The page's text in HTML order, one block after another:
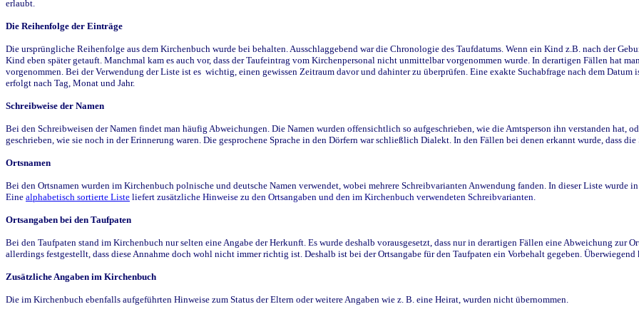
erlaubt.
Die Reihenfolge der Einträge
Die ursprüngliche Reihenfolge aus dem Kirchenbuch wurde bei behalten. Ausschlaggebend war die Chronologie des Taufdatums. Wenn ein Kind z.B. nach der
Kind eben später getauft. Manchmal kam es auch vor, dass der Taufeintrag vom Kirchenpersonal nicht unmittelbar vorgenommen wurde. In derartigen Fällen hat
vorgenommen. Bei der Verwendung der Liste ist es wichtig, einen gewissen Zeitraum davor und dahinter zu überprüfen. Eine exakte Suchabfrage nach dem
erfolgt nach Tag, Monat und Jahr.
Schreibweise der Namen
Bei den Schreibweisen der Namen findet man häufig Abweichungen. Die Namen wurden offensichtlich so aufgeschrieben, wie die Amtsperson ihn verstanden hat,
geschrieben, wie sie noch in der Erinnerung waren. Die gesprochene Sprache in den Dörfern war schließlich Dialekt. In den Fällen bei denen erkannt wurde, dass
Ortsnamen
Bei den Ortsnamen wurden im Kirchenbuch polnische und deutsche Namen verwendet, wobei mehrere Schreibvarianten Anwendung fanden. In dieser Liste wurde
Eine alphabetisch sortierte Liste liefert zusätzliche Hinweise zu den Ortsangaben und den im Kirchenbuch verwendeten Schreibvarianten.
Ortsangaben bei den Taufpaten
Bei den Taufpaten stand im Kirchenbuch nur selten eine Angabe der Herkunft. Es wurde deshalb vorausgesetzt, dass nur in derartigen Fällen eine Abweichung zur
allerdings festgestellt, dass diese Annahme doch wohl nicht immer richtig ist. Deshalb ist bei der Ortsangabe für den Taufpaten ein Vorbehalt gegeben.
Zusätzliche Angaben im Kirchenbuch
Die im Kirchenbuch ebenfalls aufgeführten Hinweise zum Status der Eltern oder weitere Angaben wie z. B. eine Heirat, wurden nicht übernommen.